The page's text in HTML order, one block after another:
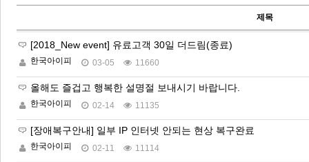
제목
[2018_New event] 유료고객 30일 더드림(종료)
한국아이피 03-05 11660
올해도 즐겁고 행복한 설명절 보내시기 바랍니다.
한국아이피 02-14 11135
[장애복구안내] 일부 IP 인터넷 안되는 현상 복구완료
한국아이피 02-11 11114